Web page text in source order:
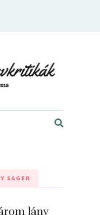
SAGER
​lány